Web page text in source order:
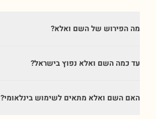
מה הפירוש של השם ואלא?
עד כמה השם ואלא נפוץ בישראל?
האם השם ואלא מתאים לשימוש בינלאומי?